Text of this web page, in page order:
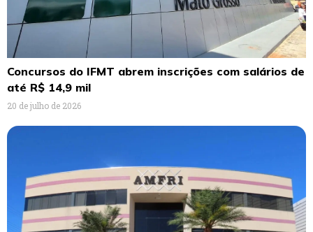
Concursos do IFMT abrem inscrições com salários de
até R$ 14,9 mil
20 de julho de 2026